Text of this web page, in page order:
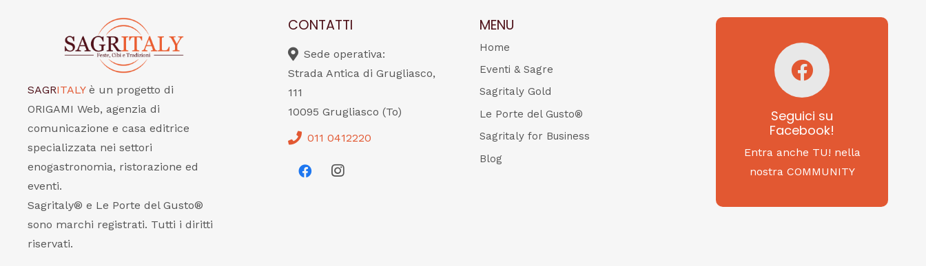
SAGRITALY è un progetto di
ORIGAMI Web, agenzia di
comunicazione e casa editrice
specializzata nei settori
enogastronomia, ristorazione ed
eventi.
Sagritaly® e Le Porte del Gusto®
sono marchi registrati. Tutti i diritti
riservati.
CONTATTI
Sede operativa:
Strada Antica di Grugliasco,
111
10095 Grugliasco (To)
011 0412220
MENU
Home
Eventi & Sagre
Sagritaly Gold
Le Porte del Gusto®
Sagritaly for Business
Blog
Seguici su
Facebook!
Entra anche TU! nella
nostra COMMUNITY
Seguici su
Facebook!
SAGRITALY
Feste, cibi e tradizioni
da Nord a Sud...